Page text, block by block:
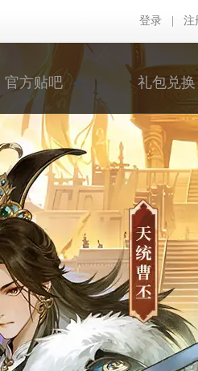
登录 注
官方贴吧 礼包兑换